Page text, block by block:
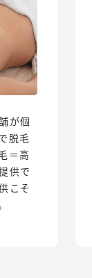
が個
脱毛
＝高
供で
こそ